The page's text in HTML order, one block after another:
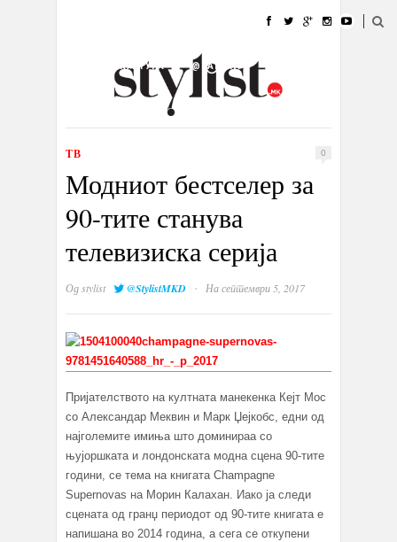
УБАВИНА
КУЛТУРА @РАБОТА
ИЗЛОГ
ТВ 0
Модниот бестселер за
90-тите станува
телевизиска серија
Одstylist @StylistMKD · На септември 5, 2017
Пријателството на култната манекенка Кејт Мос
со Александар Меквин и Марк Џејкобс, едни од
најголемите имиња што доминираа со
њујоршката и лондонската модна сцена 90-тите
години, се тема на книгата Champagne
Supernovas на Морин Калахан. Иако ја следи
сцената од гранџ периодот од 90-тите книгата е
напишана во 2014 година, а сега се откупени